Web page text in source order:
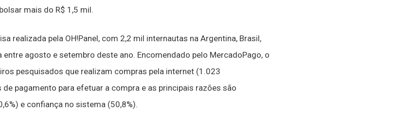
mais do R$ 1,5 mil.
realizada pela OH!Panel, com 2,2 mil internautas na Argentina, Brasil,
entre agosto e setembro deste ano. Encomendado pelo MercadoPago, o
pesquisados que realizam compras pela internet (1.023
pagamento para efetuar a compra e as principais razões são
e confiança no sistema (50,8%).